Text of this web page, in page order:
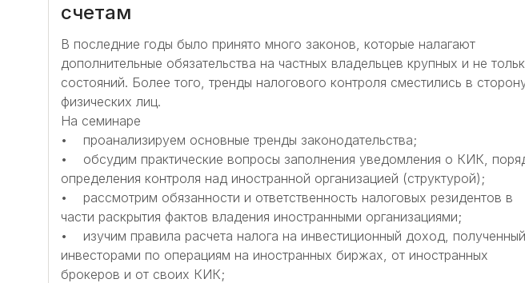
счетам
В последние годы было принято много законов, которые налагают
дополнительные обязательства на частных владельцев крупных и не
состояний. Более того, тренды налогового контроля сместились в
физических лиц.
На семинаре
• проанализируем основные тренды законодательства;
• обсудим практические вопросы заполнения уведомления о КИК,
определения контроля над иностранной организацией (структурой);
• рассмотрим обязанности и ответственность налоговых резидентов в
части раскрытия фактов владения иностранными организациями;
• изучим правила расчета налога на инвестиционный доход, полученный
инвесторами по операциям на иностранных биржах, от иностранных
брокеров и от своих КИК;